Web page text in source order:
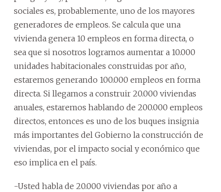
sociales es, probablemente, uno de los mayores
generadores de empleos. Se calcula que una
vivienda genera 10 empleos en forma directa, o
sea que si nosotros logramos aumentar a 10.000
unidades habitacionales construidas por año,
estaremos generando 100.000 empleos en forma
directa. Si llegamos a construir 20.000 viviendas
anuales, estaremos hablando de 200.000 empleos
directos, entonces es uno de los buques insignia
más importantes del Gobierno la construcción de
viviendas, por el impacto social y económico que
eso implica en el país.
-Usted habla de 20.000 viviendas por año a